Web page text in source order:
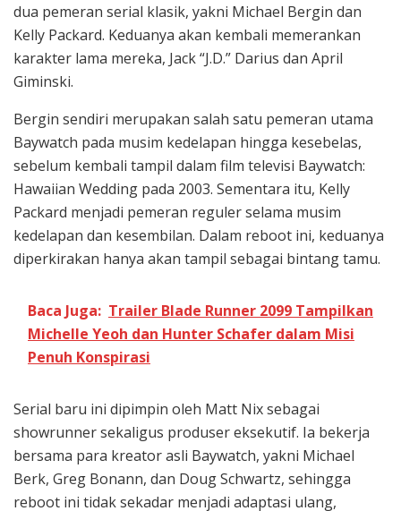
dua pemeran serial klasik, yakni Michael Bergin dan
Kelly Packard. Keduanya akan kembali memerankan
karakter lama mereka, Jack “J.D.” Darius dan April
Giminski.
Bergin sendiri merupakan salah satu pemeran utama
Baywatch pada musim kedelapan hingga kesebelas,
sebelum kembali tampil dalam film televisi Baywatch:
Hawaiian Wedding pada 2003. Sementara itu, Kelly
Packard menjadi pemeran reguler selama musim
kedelapan dan kesembilan. Dalam reboot ini, keduanya
diperkirakan hanya akan tampil sebagai bintang tamu.
Baca Juga: Trailer Blade Runner 2099 Tampilkan
Michelle Yeoh dan Hunter Schafer dalam Misi
Penuh Konspirasi
Serial baru ini dipimpin oleh Matt Nix sebagai
showrunner sekaligus produser eksekutif. Ia bekerja
bersama para kreator asli Baywatch, yakni Michael
Berk, Greg Bonann, dan Doug Schwartz, sehingga
reboot ini tidak sekadar menjadi adaptasi ulang,